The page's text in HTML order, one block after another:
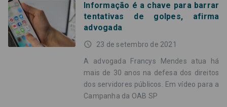
Informação é a chave para barrar
tentativas de golpes, afirma
advogada
access_time 23 de setembro de 2021
A advogada Francys Mendes atua há
mais de 30 anos na defesa dos direitos
dos servidores públicos. Em vídeo para a
Campanha da OAB SP